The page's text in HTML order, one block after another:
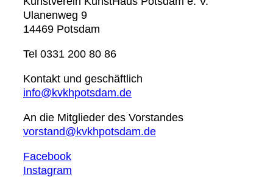
Ulanenweg 9
14469 Potsdam
Tel 0331 200 80 86
Kontakt und geschäftlich
info@kvkhpotsdam.de
An die Mitglieder des Vorstandes
vorstand@kvkhpotsdam.de
Facebook
Instagram